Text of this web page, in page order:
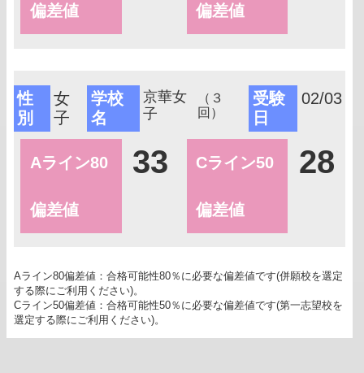
偏差値 偏差値
性
別
女
子
学校
名
京華女
子
（３
回）
受験
日
02/03
Aライン80
偏差値
33 Cライン50
偏差値
28
Aライン80偏差値：合格可能性80％に必要な偏差値です(併願校を選定
する際にご利用ください)。
Cライン50偏差値：合格可能性50％に必要な偏差値です(第一志望校を
選定する際にご利用ください)。